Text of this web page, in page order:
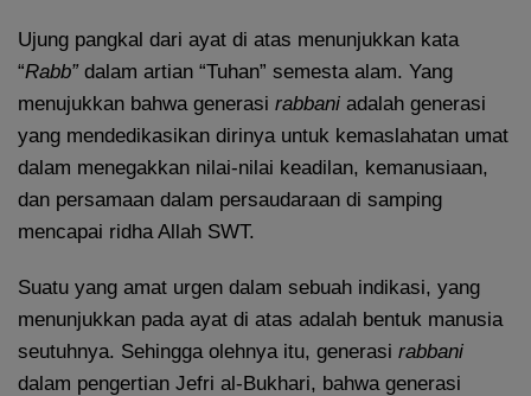
Ujung pangkal dari ayat di atas menunjukkan kata
“Rabb” dalam artian “Tuhan” semesta alam. Yang
menujukkan bahwa generasi rabbani adalah generasi
yang mendedikasikan dirinya untuk kemaslahatan umat
dalam menegakkan nilai-nilai keadilan, kemanusiaan,
dan persamaan dalam persaudaraan di samping
mencapai ridha Allah SWT.
Suatu yang amat urgen dalam sebuah indikasi, yang
menunjukkan pada ayat di atas adalah bentuk manusia
seutuhnya. Sehingga olehnya itu, generasi rabbani
dalam pengertian Jefri al-Bukhari, bahwa generasi